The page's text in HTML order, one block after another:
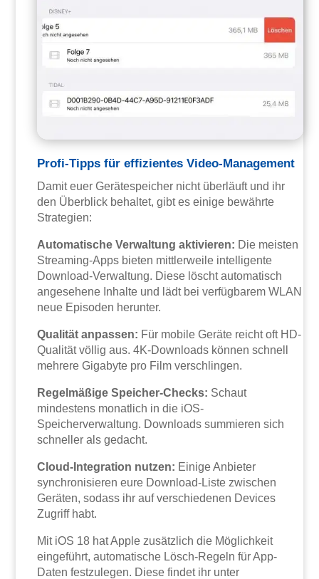
Profi-Tipps für effizientes Video-Management
Damit euer Gerätespeicher nicht überläuft und ihr
den Überblick behaltet, gibt es einige bewährte
Strategien:
Automatische Verwaltung aktivieren: Die meisten
Streaming-Apps bieten mittlerweile intelligente
Download-Verwaltung. Diese löscht automatisch
angesehene Inhalte und lädt bei verfügbarem WLAN
neue Episoden herunter.
Qualität anpassen: Für mobile Geräte reicht oft HD-
Qualität völlig aus. 4K-Downloads können schnell
mehrere Gigabyte pro Film verschlingen.
Regelmäßige Speicher-Checks: Schaut
mindestens monatlich in die iOS-
Speicherverwaltung. Downloads summieren sich
schneller als gedacht.
Cloud-Integration nutzen: Einige Anbieter
synchronisieren eure Download-Liste zwischen
Geräten, sodass ihr auf verschiedenen Devices
Zugriff habt.
Mit iOS 18 hat Apple zusätzlich die Möglichkeit
eingeführt, automatische Lösch-Regeln für App-
Daten festzulegen. Diese findet ihr unter